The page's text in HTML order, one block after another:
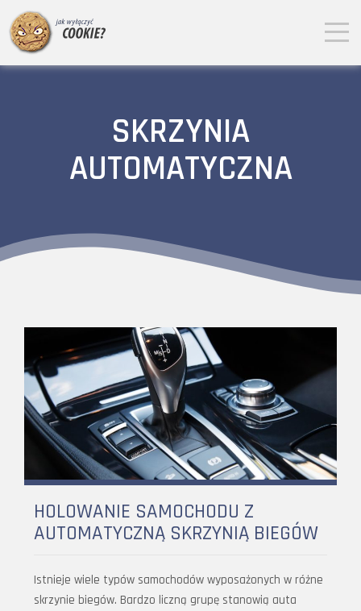
SKRZYNIA
AUTOMATYCZNA
HOLOWANIE SAMOCHODU Z
AUTOMATYCZNĄ SKRZYNIĄ BIEGÓW
Istnieje wiele typów samochodów wyposażonych w różne
skrzynie biegów. Bardzo liczną grupę stanowią auta